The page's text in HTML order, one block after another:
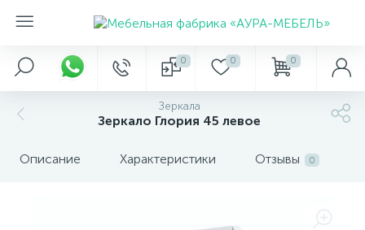
0 0 0
Зеркала
Зеркало Глория 45 левое
Описание Характеристики Отзывы 0